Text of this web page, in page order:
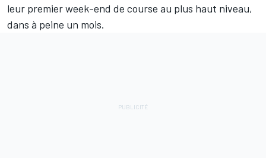
leur premier week-end de course au plus haut niveau,
dans à peine un mois.